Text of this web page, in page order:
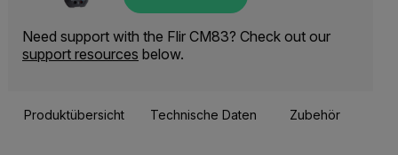
Need support with the Flir CM83? Check out our
support resources below.
Produktübersicht Technische Daten Zubehör